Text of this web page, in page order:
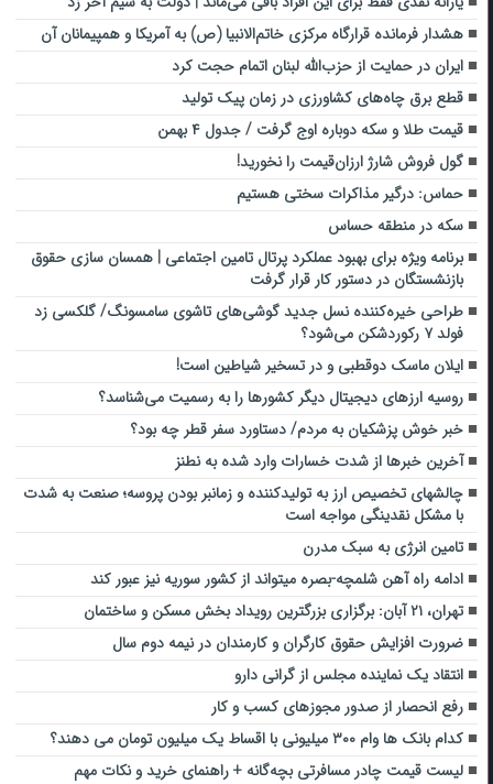
هشدار فرمانده قرارگاه مرکزی خاتم‌الانبیا (ص) به آمریکا و همپیمانان آن
ایران در حمایت از حزب‌الله لبنان اتمام حجت کرد
قطع برق چاه‌های کشاورزی در زمان پیک تولید
قیمت طلا و سکه دوباره اوج گرفت / جدول ۴ بهمن
گول فروش شارژ ارزان‌قیمت را نخورید!
حماس: درگیر مذاکرات سختی هستیم
سکه در منطقه حساس
برنامه ویژه برای بهبود عملکرد پرتال تامین اجتماعی | همسان سازی حقوق
بازنشستگان در دستور کار قرار گرفت
طراحی خیره‌کننده نسل جدید گوشی‌های تاشوی سامسونگ/ گلکسی زد
فولد ۷ رکوردشکن می‌شود؟
ایلان ماسک دوقطبی و در تسخیر شیاطین است!
روسیه ارزهای دیجیتال دیگر کشورها را به رسمیت می‌شناسد؟
خبر خوش پزشکیان به مردم/ دستاورد سفر قطر چه بود؟
آخرین خبرها از شدت خسارات وارد شده به نطنز
چالشهای تخصیص ارز به تولیدکننده و زمانبر بودن پروسه؛ صنعت به شدت
با مشکل نقدینگی مواجه است
تامین انرژی به سبک مدرن
ادامه راه آهن شلمچه-بصره میتواند از کشور سوریه نیز عبور کند
تهران، ۲۱ آبان: برگزاری بزرگترین رویداد بخش مسکن و ساختمان
ضرورت افزایش حقوق کارگران و کارمندان در نیمه دوم سال
انتقاد یک نماینده مجلس از گرانی دارو
رفع انحصار از صدور مجوزهای کسب و کار
کدام بانک ها وام ۳۰۰ میلیونی با اقساط یک میلیون تومان می دهند؟
لیست قیمت چادر مسافرتی بچه‌گانه + راهنمای خرید و نکات مهم